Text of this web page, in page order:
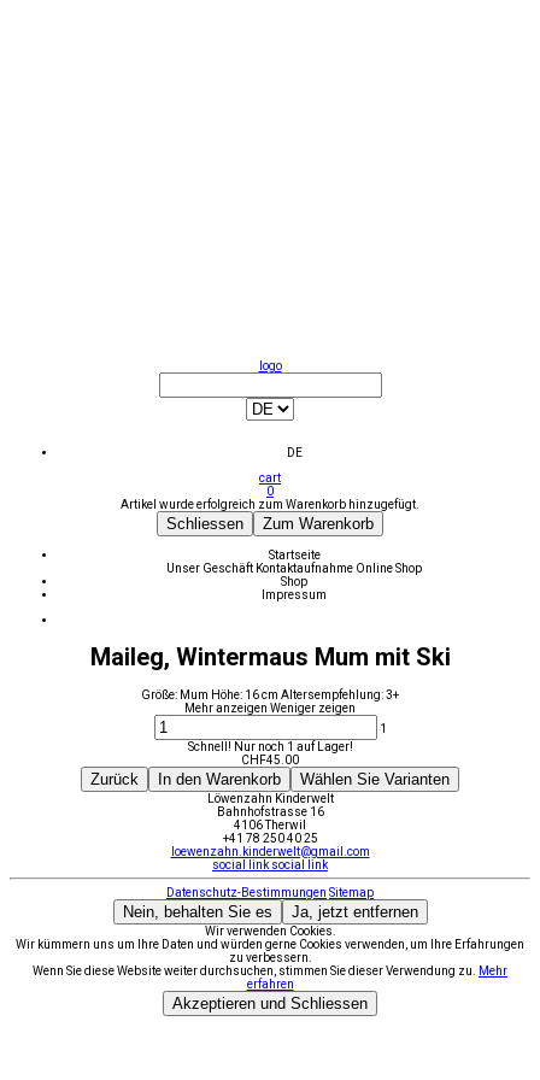
logo
DE
cart
0
Artikel wurde erfolgreich zum Warenkorb hinzugefügt.
Schliessen Zum Warenkorb
Startseite
Unser Geschäft Kontaktaufnahme Online Shop
Shop
Impressum
Maileg, Wintermaus Mum mit Ski
Größe: Mum Höhe: 16 cm Altersempfehlung: 3+
Mehr anzeigen Weniger zeigen
1
Schnell! Nur noch 1 auf Lager!
CHF45.00
Zurück In den Warenkorb Wählen Sie Varianten
Löwenzahn Kinderwelt
Bahnhofstrasse 16
4106 Therwil
+41 78 250 40 25
loewenzahn.kinderwelt@gmail.com
social link social link
Datenschutz-Bestimmungen Sitemap
Nein, behalten Sie es Ja, jetzt entfernen
Wir verwenden Cookies.
Wir kümmern uns um Ihre Daten und würden gerne Cookies verwenden, um Ihre Erfahrungen
zu verbessern.
Wenn Sie diese Website weiter durchsuchen, stimmen Sie dieser Verwendung zu.
Mehr
erfahren
Akzeptieren und Schliessen